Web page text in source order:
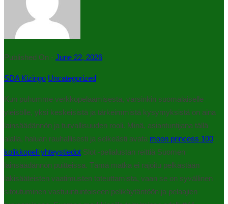
Published On - June 22, 2026
SDA Kizingo Uncategorized
Kun puhumme verkkopelaamisesta, varsinkin suomalaiselle
yleisölle, yksi keskeisistä ja tärkeimmistä kysymyksistä on aina
lainsäädännön ja turvallisuuden rooli. Minä, asiantuntijana tällä
alalla, haluan rauhallisesti ja selkeästi avata moon princess 100
kolikkopeli yhteystiedot Slot -pelialustan reittiä Suomen
lainsäädännön puitteissa. Tämä matka ei rajoitu pelkästään
lakisääteisten vaatimusten toteuttamista, vaan se on syvällinen
sitoutuminen vastuuntuntoiseen pelikäytäntöön ja pelaajien